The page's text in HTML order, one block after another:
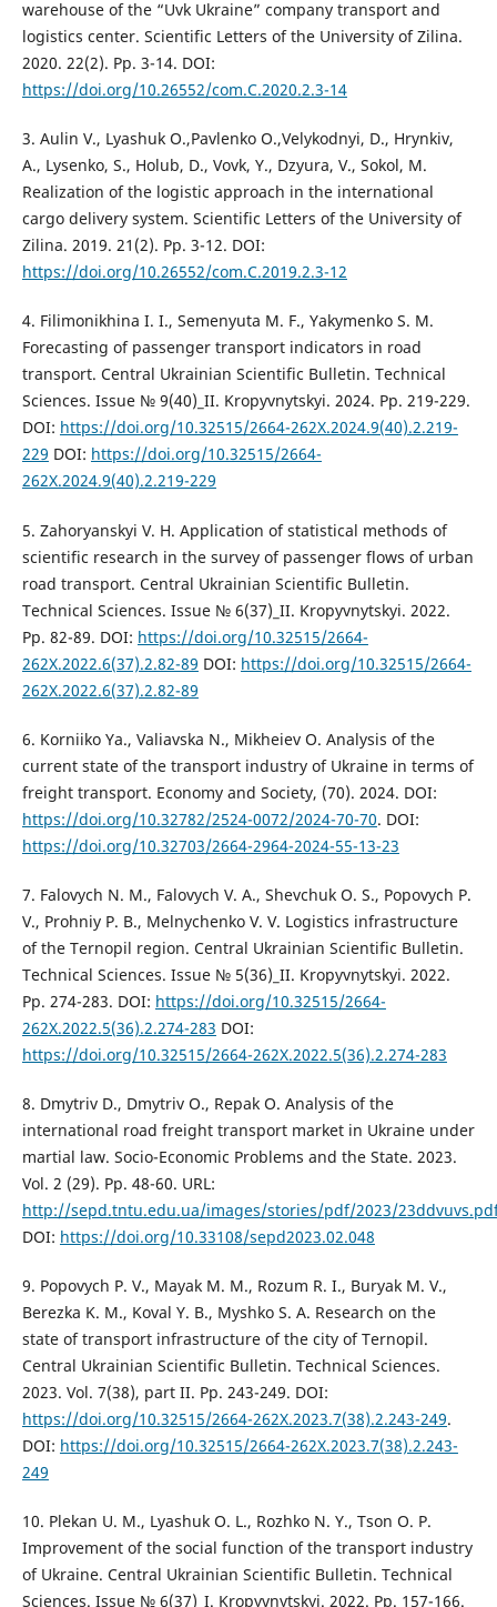
warehouse of the “Uvk Ukraine” company transport and
logistics center. Scientific Letters of the University of Zilina.
2020. 22(2). Pp. 3-14. DOI:
https://doi.org/10.26552/com.C.2020.2.3-14
3. Aulin V., Lyashuk O.,Pavlenko O.,Velykodnyi, D., Hrynkiv,
A., Lysenko, S., Holub, D., Vovk, Y., Dzyura, V., Sokol, M.
Realization of the logistic approach in the international
cargo delivery system. Scientific Letters of the University of
Zilina. 2019. 21(2). Pp. 3-12. DOI:
https://doi.org/10.26552/com.C.2019.2.3-12
4. Filimonikhina I. I., Semenyuta M. F., Yakymenko S. M.
Forecasting of passenger transport indicators in road
transport. Central Ukrainian Scientific Bulletin. Technical
Sciences. Issue № 9(40)_II. Kropyvnytskyi. 2024. Pp. 219-229.
DOI: https://doi.org/10.32515/2664-262X.2024.9(40).2.219-
229 DOI: https://doi.org/10.32515/2664-
262X.2024.9(40).2.219-229
5. Zahoryanskyi V. H. Application of statistical methods of
scientific research in the survey of passenger flows of urban
road transport. Central Ukrainian Scientific Bulletin.
Technical Sciences. Issue № 6(37)_II. Kropyvnytskyi. 2022.
Pp. 82-89. DOI: https://doi.org/10.32515/2664-
262X.2022.6(37).2.82-89 DOI: https://doi.org/10.32515/2664-
262X.2022.6(37).2.82-89
6. Korniiko Ya., Valiavska N., Mikheiev O. Analysis of the
current state of the transport industry of Ukraine in terms of
freight transport. Economy and Society, (70). 2024. DOI:
https://doi.org/10.32782/2524-0072/2024-70-70. DOI:
https://doi.org/10.32703/2664-2964-2024-55-13-23
7. Falovych N. M., Falovych V. A., Shevchuk O. S., Popovych P.
V., Prohniy P. B., Melnychenko V. V. Logistics infrastructure
of the Ternopil region. Central Ukrainian Scientific Bulletin.
Technical Sciences. Issue № 5(36)_II. Kropyvnytskyi. 2022.
Pp. 274-283. DOI: https://doi.org/10.32515/2664-
262X.2022.5(36).2.274-283 DOI:
https://doi.org/10.32515/2664-262X.2022.5(36).2.274-283
8. Dmytriv D., Dmytriv O., Repak O. Analysis of the
international road freight transport market in Ukraine under
martial law. Socio-Economic Problems and the State. 2023.
Vol. 2 (29). Pp. 48-60. URL:
http://sepd.tntu.edu.ua/images/stories/pdf/2023/
DOI: https://doi.org/10.33108/sepd2023.02.048
9. Popovych P. V., Mayak M. M., Rozum R. I., Buryak M. V.,
Berezka K. M., Koval Y. B., Myshko S. A. Research on the
state of transport infrastructure of the city of Ternopil.
Central Ukrainian Scientific Bulletin. Technical Sciences.
2023. Vol. 7(38), part II. Pp. 243-249. DOI:
https://doi.org/10.32515/2664-262X.2023.7(38).2.243-249.
DOI: https://doi.org/10.32515/2664-262X.2023.7(38).2.243-
249
10. Plekan U. M., Lyashuk O. L., Rozhko N. Y., Tson O. P.
Improvement of the social function of the transport industry
of Ukraine. Central Ukrainian Scientific Bulletin. Technical
Sciences. Issue № 6(37)_I. Kropyvnytskyi. 2022. Pp. 157-166.